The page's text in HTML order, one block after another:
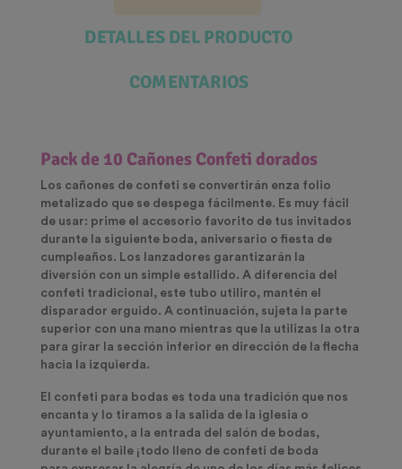
DETALLES DEL PRODUCTO
COMENTARIOS
Pack de 10 Cañones Confeti dorados
Los cañones de confeti se convertirán enza folio
metalizado que se despega fácilmente. Es muy fácil
de usar: prime el accesorio favorito de tus invitados
durante la siguiente boda, aniversario o fiesta de
cumpleaños. Los lanzadores garantizarán la
diversión con un simple estallido. A diferencia del
confeti tradicional, este tubo utiliro, mantén el
disparador erguido. A continuación, sujeta la parte
superior con una mano mientras que la utilizas la otra
para girar la sección inferior en dirección de la flecha
hacia la izquierda.
El confeti para bodas es toda una tradición que nos
encanta y lo tiramos a la salida de la iglesia o
ayuntamiento, a la entrada del salón de bodas,
durante el baile ¡todo lleno de confeti de boda